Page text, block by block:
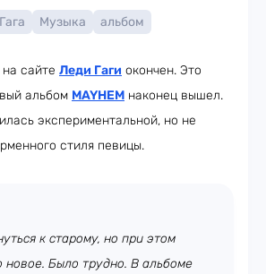
Музыка
альбом
сайте Леди Гаги окончен. Это
альбом MAYHEM наконец вышел.
экспериментальной, но не
стиля певицы.
к старому, но при этом
новое. Было трудно. В альбоме